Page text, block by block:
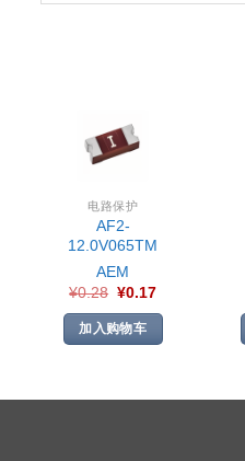
电路保护
AF2-
12.0V065TM
AEM
¥0.28 ¥0.17
加入购物车